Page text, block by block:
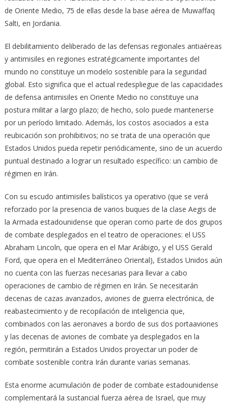
de Oriente Medio, 75 de ellas desde la base aérea de Muwaffaq
Salti, en Jordania.
El debilitamiento deliberado de las defensas regionales antiaéreas
y antimisiles en regiones estratégicamente importantes del
mundo no constituye un modelo sostenible para la seguridad
global. Esto significa que el actual redespliegue de las capacidades
de defensa antimisiles en Oriente Medio no constituye una
postura militar a largo plazo; de hecho, solo puede mantenerse
por un período limitado. Además, los costos asociados a esta
reubicación son prohibitivos; no se trata de una operación que
Estados Unidos pueda repetir periódicamente, sino de un acuerdo
puntual destinado a lograr un resultado específico: un cambio de
régimen en Irán.
Con su escudo antimisiles balísticos ya operativo (que se verá
reforzado por la presencia de varios buques de la clase Aegis de
la Armada estadounidense que operan como parte de dos grupos
de combate desplegados en el teatro de operaciones: el USS
Abraham Lincoln, que opera en el Mar Arábigo, y el USS Gerald
Ford, que opera en el Mediterráneo Oriental), Estados Unidos aún
no cuenta con las fuerzas necesarias para llevar a cabo
operaciones de cambio de régimen en Irán. Se necesitarán
decenas de cazas avanzados, aviones de guerra electrónica, de
reabastecimiento y de recopilación de inteligencia que,
combinados con las aeronaves a bordo de sus dos portaaviones
y las decenas de aviones de combate ya desplegados en la
región, permitirán a Estados Unidos proyectar un poder de
combate sostenible contra Irán durante varias semanas.
Esta enorme acumulación de poder de combate estadounidense
complementará la sustancial fuerza aérea de Israel, que muy